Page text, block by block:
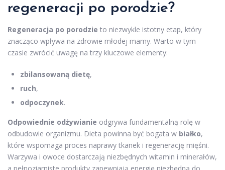
regeneracji po porodzie?
Regeneracja po porodzie to niezwykle istotny etap, który
znacząco wpływa na zdrowie młodej mamy. Warto w tym
czasie zwrócić uwagę na trzy kluczowe elementy:
zbilansowaną dietę,
ruch,
odpoczynek.
Odpowiednie odżywianie odgrywa fundamentalną rolę w
odbudowie organizmu. Dieta powinna być bogata w białko,
które wspomaga proces naprawy tkanek i regenerację mięśni.
Warzywa i owoce dostarczają niezbędnych witamin i minerałów,